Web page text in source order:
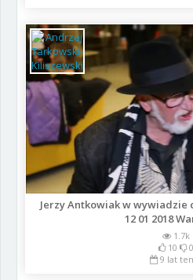
Jerzy Antkowiak w wywiadzie
12 01 2018
1.7k
10
0
9 lat